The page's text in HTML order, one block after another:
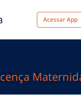
Acessar App